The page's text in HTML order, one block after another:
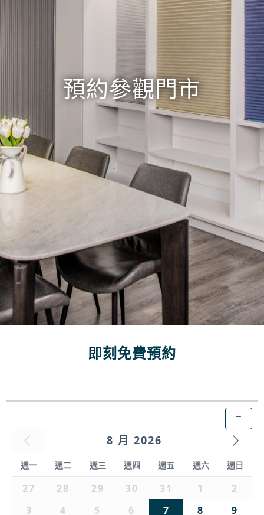
即刻免費預約
預約參觀門市
8 月 2026
週一 週二 週三 週四 週五 週六 週日
27 28 29 30 31 1
2
3
4 5 6 7 8
9